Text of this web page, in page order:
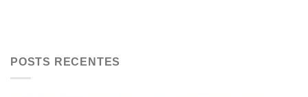
POSTS RECENTES